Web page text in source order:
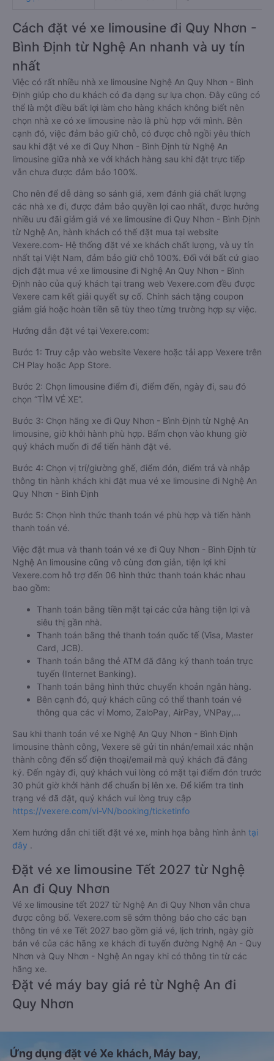
Cách đặt vé xe limousine đi Quy Nhơn -
Bình Định từ Nghệ An nhanh và uy tín
nhất
Việc có rất nhiều nhà xe limousine Nghệ An Quy Nhơn - Bình
Định giúp cho du khách có đa dạng sự lựa chọn. Đây cũng có
thể là một điều bất lợi làm cho hàng khách không biết nên
chọn nhà xe có xe limousine nào là phù hợp với mình. Bên
cạnh đó, việc đảm bảo giữ chỗ, có được chỗ ngồi yêu thích
sau khi đặt vé xe đi Quy Nhơn - Bình Định từ Nghệ An
limousine giữa nhà xe với khách hàng sau khi đặt trực tiếp
vẫn chưa được đảm bảo 100%.
Cho nên để dễ dàng so sánh giá, xem đánh giá chất lượng
các nhà xe đi, được đảm bảo quyền lợi cao nhất, được hưởng
nhiều ưu đãi giảm giá vé xe limousine đi Quy Nhơn - Bình Định
từ Nghệ An, hành khách có thể đặt mua tại website
Vexere.com- Hệ thống đặt vé xe khách chất lượng, và uy tín
nhất tại Việt Nam, đảm bảo giữ chỗ 100%. Đối với bất cứ giao
dịch đặt mua vé xe limousine đi Nghệ An Quy Nhơn - Bình
Định nào của quý khách tại trang web Vexere.com đều được
Vexere cam kết giải quyết sự cố. Chính sách tặng coupon
giảm giá hoặc hoàn tiền sẽ tùy theo từng trường hợp sự việc.
Hướng dẫn đặt vé tại Vexere.com:
Bước 1: Truy cập vào website Vexere hoặc tải app Vexere trên
CH Play hoặc App Store.
Bước 2: Chọn limousine điểm đi, điểm đến, ngày đi, sau đó
chọn “TÌM VÉ XE”.
Bước 3: Chọn hãng xe đi Quy Nhơn - Bình Định từ Nghệ An
limousine, giờ khởi hành phù hợp. Bấm chọn vào khung giờ
quý khách muốn đi để tiến hành đặt vé.
Bước 4: Chọn vị trí/giường ghế, điểm đón, điểm trả và nhập
thông tin hành khách khi đặt mua vé xe limousine đi Nghệ An
Quy Nhơn - Bình Định
Bước 5: Chọn hình thức thanh toán vé phù hợp và tiến hành
thanh toán vé.
Việc đặt mua và thanh toán vé xe đi Quy Nhơn - Bình Định từ
Nghệ An limousine cũng vô cùng đơn giản, tiện lợi khi
Vexere.com hỗ trợ đến 06 hình thức thanh toán khác nhau
bao gồm:
Thanh toán bằng tiền mặt tại các cửa hàng tiện lợi và
siêu thị gần nhà.
Thanh toán bằng thẻ thanh toán quốc tế (Visa, Master
Card, JCB).
Thanh toán bằng thẻ ATM đã đăng ký thanh toán trực
tuyến (Internet Banking).
Thanh toán bằng hình thức chuyển khoản ngân hàng.
Bên cạnh đó, quý khách cũng có thể thanh toán vé
thông qua các ví Momo, ZaloPay, AirPay, VNPay,…
Sau khi thanh toán vé xe Nghệ An Quy Nhơn - Bình Định
limousine thành công, Vexere sẽ gửi tin nhắn/email xác nhận
thành công đến số điện thoại/email mà quý khách đã đăng
ký. Đến ngày đi, quý khách vui lòng có mặt tại điểm đón trước
30 phút giờ khởi hành để chuẩn bị lên xe. Để kiểm tra tình
trạng vé đã đặt, quý khách vui lòng truy cập
https://vexere.com/vi-VN/booking/ticketinfo
Xem hướng dẫn chi tiết đặt vé xe, minh họa bằng hình ảnh tại
đây .
Đặt vé xe limousine Tết 2027 từ Nghệ
An đi Quy Nhơn
Vé xe limousine tết 2027 từ Nghệ An đi Quy Nhơn vẫn chưa
được công bố. Vexere.com sẽ sớm thông báo cho các bạn
thông tin vé xe Tết 2027 bao gồm giá vé, lịch trình, ngày giờ
bán vé của các hãng xe khách đi tuyến đường Nghệ An - Quy
Nhơn và Quy Nhơn - Nghệ An ngay khi có thông tin từ các
hãng xe.
Đặt vé máy bay giá rẻ từ Nghệ An đi
Quy Nhơn
Ứng dụng đặt vé Xe khách, Máy bay,